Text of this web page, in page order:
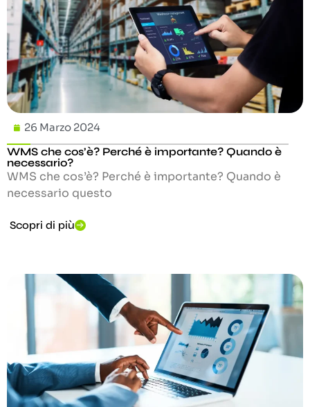
26 Marzo 2024
WMS che cos’è? Perché è importante? Quando è
necessario?
WMS che cos’è? Perché è importante? Quando è
necessario questo
Scopri di più